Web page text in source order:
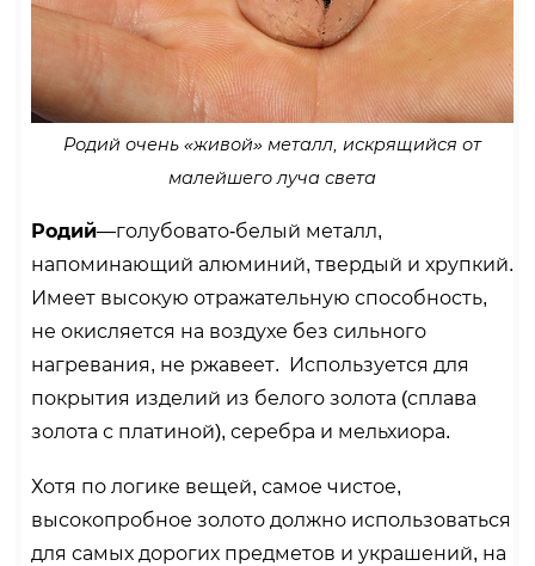
Родий очень «живой» металл, искрящийся от
малейшего луча света
Родий—голубовато-белый металл,
напоминающий алюминий, твердый и хрупкий.
Имеет высокую отражательную способность,
не окисляется на воздухе без сильного
нагревания, не ржавеет. Используется для
покрытия изделий из белого золота (сплава
золота с платиной), серебра и мельхиора.
Хотя по логике вещей, самое чистое,
высокопробное золото должно использоваться
для самых дорогих предметов и украшений, на